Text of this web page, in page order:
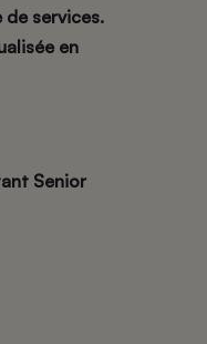
services.
en
Senior